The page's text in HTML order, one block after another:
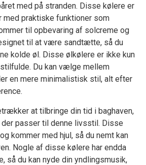
med på stranden. Disse kølere er
praktiske funktioner som
til opbevaring af solcreme og
til at være sandtætte, så du
kolde øl. Disse ølkølere er ikke kun
Du kan vælge mellem
en mere minimalistisk stil, alt efter
at tilbringe din tid i baghaven,
passer til denne livsstil. Disse
kommer med hjul, så du nemt kan
Nogle af disse kølere har endda
så du kan nyde din yndlingsmusik,